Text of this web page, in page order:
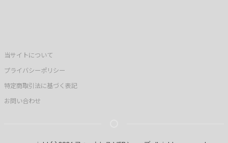
当サイトについて
プライバシーポリシー
特定商取引法に基づく表記
お問い合わせ